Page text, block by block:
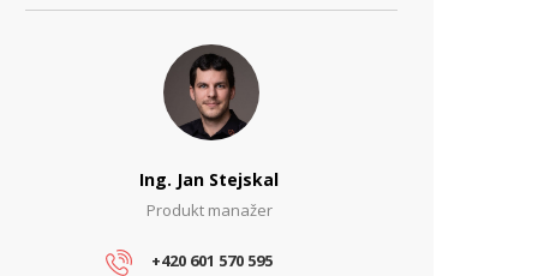
Ochrana proti přepětí Ano
Výstupní výkon (W)
Ing. Jan Stejskal
Produkt manažer
+420 601 570 595